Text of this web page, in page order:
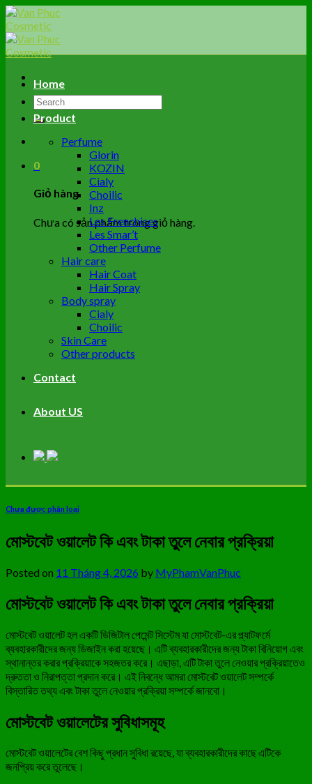
Skip
to
content
Tìm
kiếm:
0
Giỏ hàng
Chưa có sản phẩm trong giỏ hàng.
Home
Product
Perfume
Glorin
KOZIN
Cialy
Choilic
Inz
Les Frenchises
Les Smar’t
Other Perfume
Hair care
Hair Coat
Hair Spray
Body spray
Cialy
Choilic
Skin Care
Other products
Contact
About US
Chưa được phân loại
মোস্টবেট ওয়ালেট কি এবং টাকা তুলে নেবার প্রক্রিয়া
Posted on 11 Tháng 4, 2026 by MyPhamVanPhuc
মোস্টবেট ওয়ালেট কি এবং টাকা তুলে নেবার প্রক্রিয়া
মোস্টবেট ওয়ালেট হল একটি ডিজিটাল পেমেন্ট সিস্টেম যা মোস্টবেট-এর প্ল্যাটফর্মে
ব্যবহারকারীদের জন্য ডিজাইন করা হয়েছে। এটি ব্যবহারকারীদের জন্য টাকা বিনিয়োগ এবং
স্থানান্তর করার প্রক্রিয়াকে সহজতর করে। এছাড়া, এটি টাকা তুলে নেওয়ার প্রক্রিয়াতেও
দ্রুততা ও নিরাপত্তা প্রদান করে। এই নিবন্ধে আমরা মোস্টবেট ওয়ালেট সম্পর্কে
বিস্তারিত তথ্য এবং টাকা তুলে নেওয়ার প্রক্রিয়া সম্পর্কে জানবো।
মোস্টবেট ওয়ালেটের সুবিধাসমূহ
মোস্টবেট ওয়ালেটের বেশ কিছু প্রধান সুবিধা রয়েছে, যা ব্যবহারকারীদের কাছে এটিকে
জনপ্রিয় করে তুলেছে।